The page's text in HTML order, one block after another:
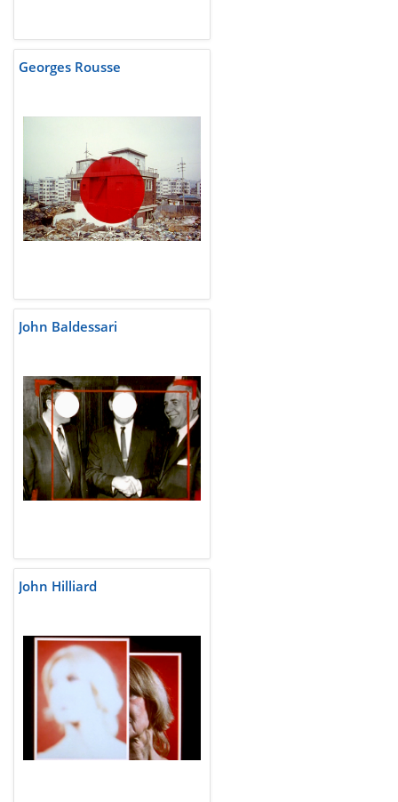
Georges Rousse
John Baldessari
John Hilliard